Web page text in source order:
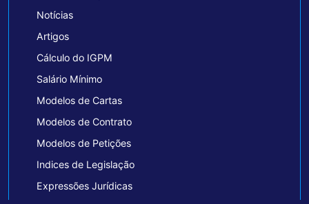
Notícias
Artigos
Cálculo do IGPM
Salário Mínimo
Modelos de Cartas
Modelos de Contrato
Modelos de Petições
Indices de Legislação
Expressões Jurídicas